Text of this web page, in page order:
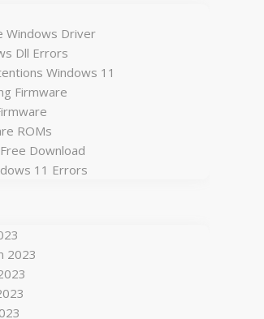
Windows Driver
Dll Errors
Windows 11
Firmware
ROMs
Download
11 Errors
2023